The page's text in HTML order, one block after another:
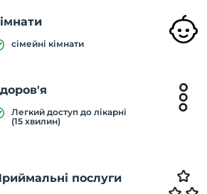
сімейні кімнати
Легкий доступ до лікарні
(15 хвилин)
послуги